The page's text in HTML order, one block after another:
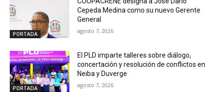
PORTADA
Cepeda Medina como su nuevo Gerente
General
agosto 7, 2026
PORTADA
El PLD imparte talleres sobre diálogo,
concertación y resolución de conflictos en
Neiba y Duverge
agosto 7, 2026